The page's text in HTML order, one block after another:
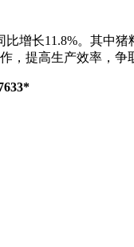
增长11.8%。其中
提高生产效率，争